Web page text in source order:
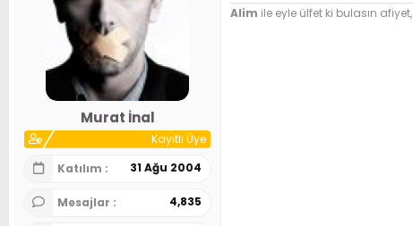
Murat İnal
Kayıtlı Üye
Katılım
31 Ağu 2004
Mesajlar 4,835
Alim ile eyle ülfet ki bulasın afiyet,